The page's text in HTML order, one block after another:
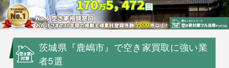
茨城県『鹿嶋市』で空き家買取に強い業
者5選